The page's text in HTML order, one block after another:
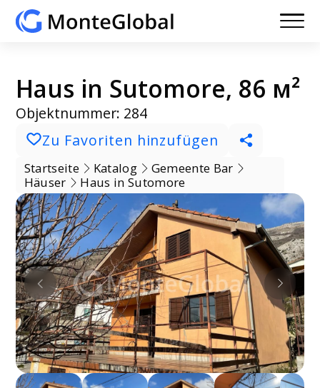
Haus in Sutomore, 86 м²
Objektnummer: 284
Zu Favoriten hinzufügen
Startseite Katalog
Gemeente Bar
Häuser
Haus in Sutomore